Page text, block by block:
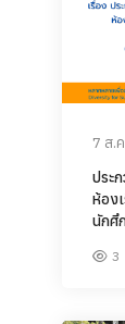
7 ส.
ประ
ห้อง
นักศึ
3